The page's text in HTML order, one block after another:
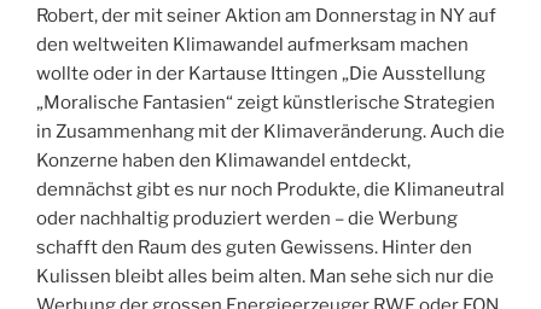
Robert, der mit seiner Aktion am Donnerstag in NY auf
den weltweiten Klimawandel aufmerksam machen
wollte oder in der Kartause Ittingen „Die Ausstellung
„Moralische Fantasien“ zeigt künstlerische Strategien
in Zusammenhang mit der Klimaveränderung. Auch die
Konzerne haben den Klimawandel entdeckt,
demnächst gibt es nur noch Produkte, die Klimaneutral
oder nachhaltig produziert werden – die Werbung
schafft den Raum des guten Gewissens. Hinter den
Kulissen bleibt alles beim alten. Man sehe sich nur die